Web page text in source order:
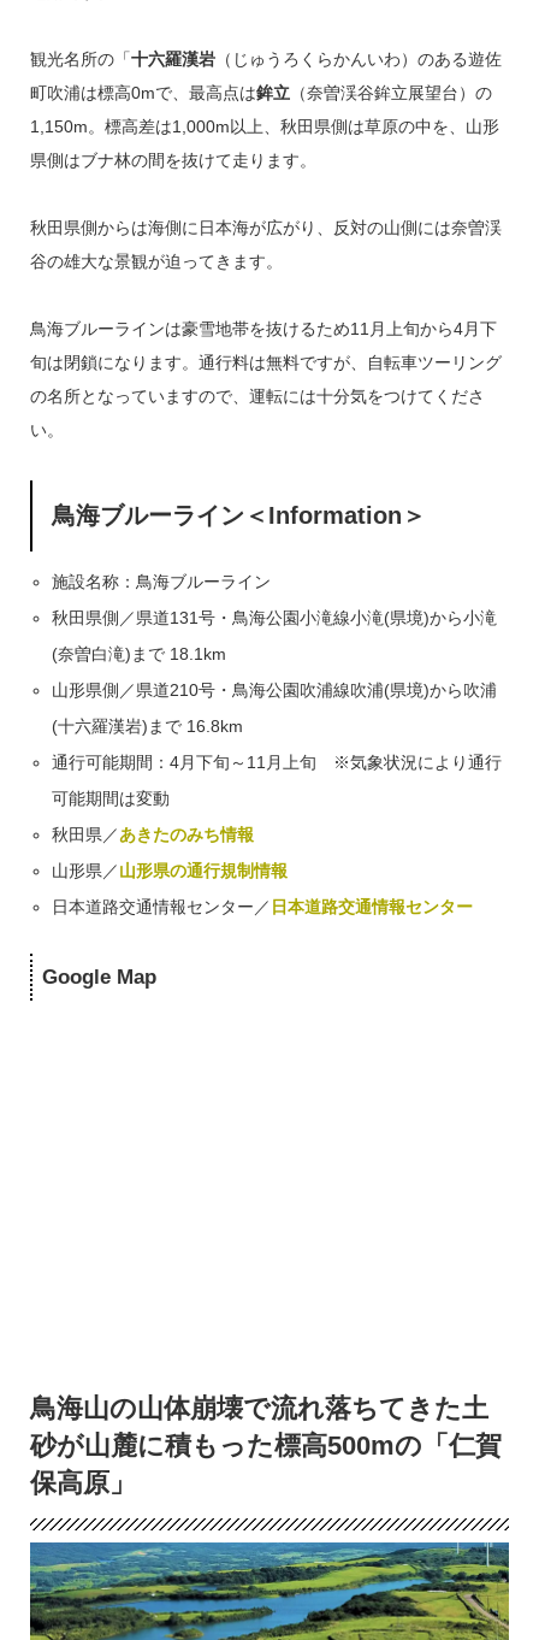
観光名所の「十六羅漢岩（じゅうろくらかんいわ）のある遊佐
町吹浦は標高0mで、最高点は鉾立（奈曽渓谷鉾立展望台）の
1,150m。標高差は1,000m以上、秋田県側は草原の中を、山形
県側はブナ林の間を抜けて走ります。
秋田県側からは海側に日本海が広がり、反対の山側には奈曽渓
谷の雄大な景観が迫ってきます。
鳥海ブルーラインは豪雪地帯を抜けるため11月上旬から4月下
旬は閉鎖になります。通行料は無料ですが、自転車ツーリング
の名所となっていますので、運転には十分気をつけてくださ
い。
鳥海ブルーライン ＜Information＞
施設名称：鳥海ブルーライン
秋田県側／県道131号・鳥海公園小滝線小滝(県境)から小滝
(奈曽白滝)まで 18.1km
山形県側／県道210号・鳥海公園吹浦線吹浦(県境)から吹浦
(十六羅漢岩)まで 16.8km
通行可能期間：4月下旬～11月上旬 ※気象状況により通行
可能期間は変動
秋田県／あきたのみち情報
山形県／山形県の通行規制情報
日本道路交通情報センター／ 日本道路交通情報センター
Google Map
鳥海山の山体崩壊で流れ落ちてきた土
砂が山麓に積もった標高500mの「仁賀
保高原」